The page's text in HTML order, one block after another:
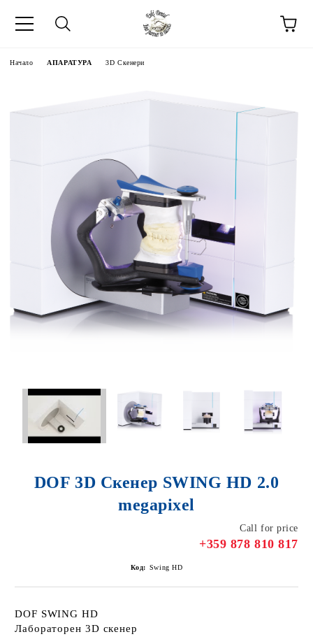
Начало АПАРАТУРА 3D Скенери
DOF 3D Скенер SWING HD 2.0
megapixel
Call for price
+359 878 810 817
Код: Swing HD
DOF SWING HD
Лабораторен 3D скенер